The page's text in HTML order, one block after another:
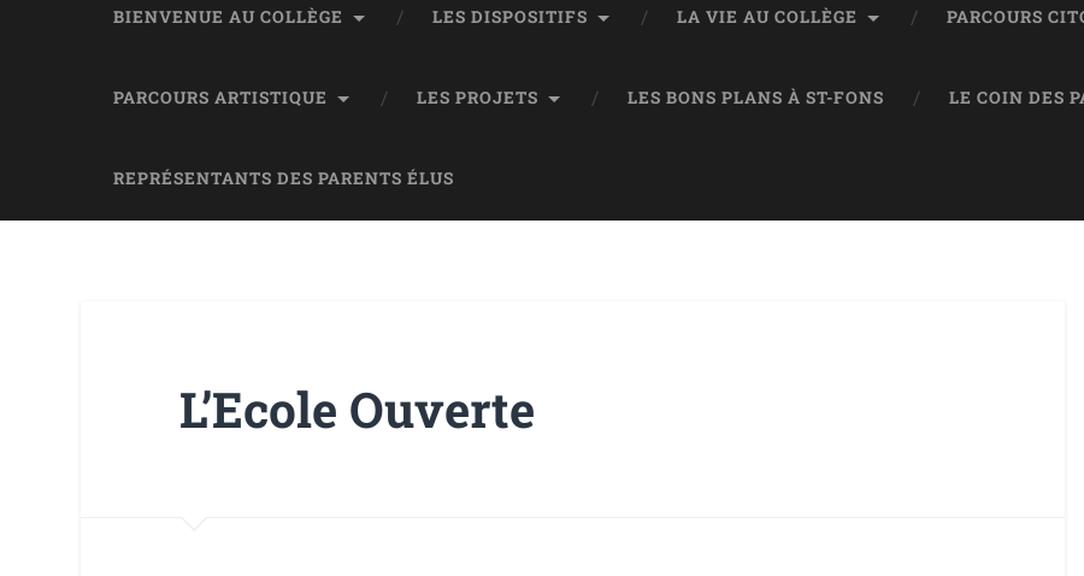
BIENVENUE AU COLLÈGE LES DISPOSITIFS LA VIE AU COLLÈGE PARCOURS
PARCOURS ARTISTIQUE LES PROJETS LES BONS PLANS À ST-FONS LE COIN DES
REPRÉSENTANTS DES PARENTS ÉLUS
L’Ecole Ouverte